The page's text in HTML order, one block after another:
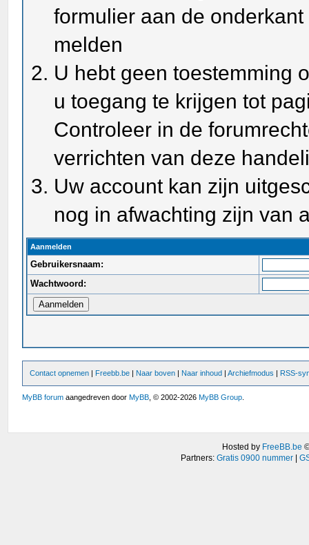
formulier aan de
melden
U hebt geen toestemming
u toegang te krijgen tot
Controleer in de
verrichten van deze
Uw account kan zijn
nog in afwachting zijn van
Aanmelden
Gebruikersnaam:
Wachtwoord:
Contact opnemen | Freebb.be | Naar boven | Naar inhoud |Archiefmodus | RSS-
MyBB forum aangedreven doorMyBB , © 2002-2026MyBB Group
Hosted by FreeBB.be
Partners: Gratis 0900 nummer|